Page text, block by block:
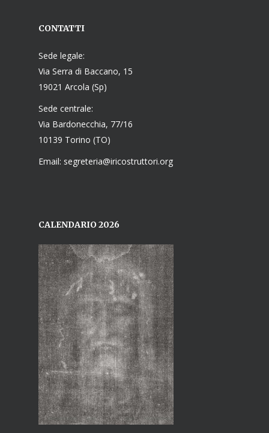
CONTATTI
Sede legale:
Via Serra di Baccano, 15
19021 Arcola (Sp)
Sede centrale:
Via Bardonecchia, 77/16
10139 Torino (TO)
Email: segreteria@iricostruttori.org
CALENDARIO 2026